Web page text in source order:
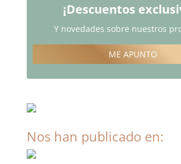
¡Descuentos
Y novedades sobre nuestros
ME APUNTO
Nos han publicado en: